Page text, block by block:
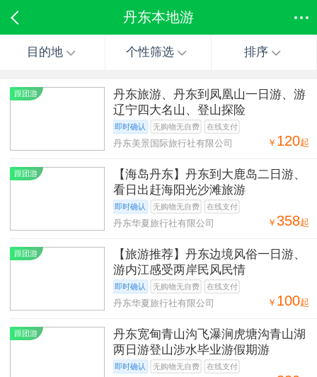
丹东本地游
目的地 个性筛选 排序
跟团游
丹东旅游、丹东到凤凰山一日游、游
辽宁四大名山、登山探险
即时确认 无购物无自费 在线支付
￥ 120起
丹东美景国际旅行社有限公司
跟团游
【海岛丹东】丹东到大鹿岛二日游、
看日出赶海阳光沙滩旅游
即时确认 无购物无自费 在线支付
￥ 358起
丹东华夏旅行社有限公司
跟团游
【旅游推荐】丹东边境风俗一日游、
游内江感受两岸民风民情
即时确认 无购物无自费 在线支付
￥ 100起
丹东华夏旅行社有限公司
跟团游
丹东宽甸青山沟飞瀑涧虎塘沟青山湖
两日游登山涉水毕业游假期游
即时确认 无购物无自费 在线支付